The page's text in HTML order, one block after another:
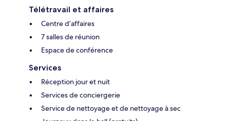
Télétravail et affaires
Centre d’affaires
7 salles de réunion
Espace de conférence
Services
Réception jour et nuit
Services de conciergerie
Service de nettoyage et de nettoyage à sec